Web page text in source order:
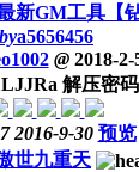
新GM工具【
bya5656456
@2018-2-
解压密
7 2016-9-30 预览
世九重天